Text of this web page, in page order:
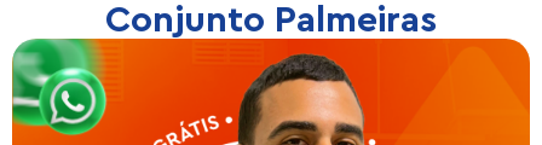
Conjunto Palmeiras